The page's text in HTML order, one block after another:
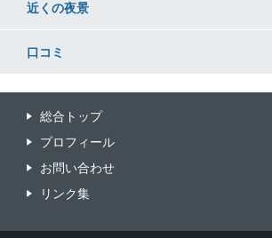
近くの夜景
口コミ
総合トップ
プロフィール
お問い合わせ
リンク集